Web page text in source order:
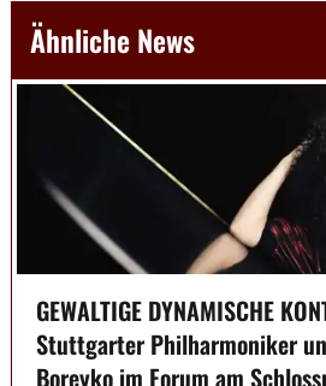
Ähnliche News
GEWALTIGE DYNAMISCHE
Stuttgarter Philharmoniker
Boreyko im Forum am